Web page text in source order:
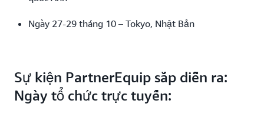
Ngày 27-29 tháng 10 – Tokyo, Nhật Bản
Sự kiện PartnerEquip sắp diễn ra:
Ngày tổ chức trực tuyến: